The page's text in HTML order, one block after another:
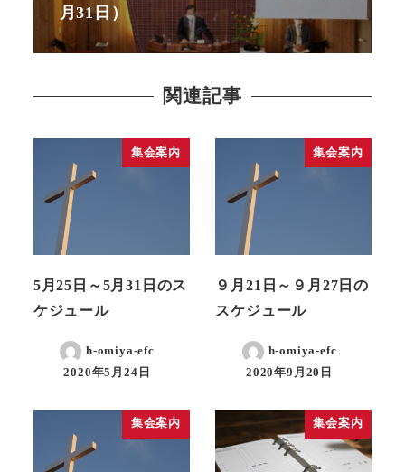
月31日）
関連記事
集会案内
5月25日～5月31日のス
ケジュール
h-omiya-efc
2020年5月24日
集会案内
９月21日～９月27日の
スケジュール
h-omiya-efc
2020年9月20日
集会案内 集会案内